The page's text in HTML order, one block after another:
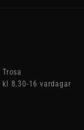
8.30-16 vardagar